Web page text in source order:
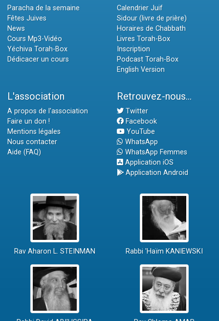
Paracha de la semaine
Fêtes Juives
News
Cours Mp3-Vidéo
Yéchiva Torah-Box
Dédicacer un cours
Calendrier Juif
Sidour (livre de prière)
Horaires de Chabbath
Livres Torah-Box
Inscription
Podcast Torah-Box
English Version
L'association
A propos de l'association
Faire un don !
Mentions légales
Nous contacter
Aide (FAQ)
Retrouvez-nous...
Twitter
Facebook
YouTube
WhatsApp
WhatsApp Femmes
Application iOS
Application Android
Rav Aharon L. STEINMAN Rabbi 'Haïm KANIEWSKI